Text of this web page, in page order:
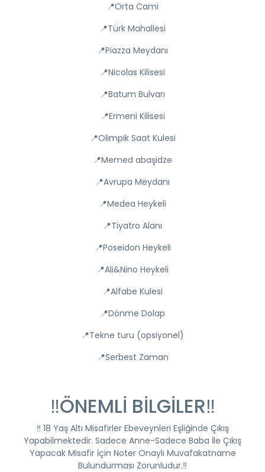
📍Orta Cami
📍Türk Mahallesi
📍Piazza Meydanı
📍Nicolas Kilisesi
📍Batum Bulvarı
📍Ermeni Kilisesi
📍Olimpik Saat Kulesi
📍Memed abaşidze
📍Avrupa Meydanı
📍Medea Heykeli
📍Tiyatro Alanı
📍Poseidon Heykeli
📍Ali&Nino Heykeli
📍Alfabe Kulesi
📍Dönme Dolap
📍Tekne turu (opsiyonel)
📍Serbest Zaman
‼️ÖNEMLİ BİLGİLER‼️
‼️ 18 Yaş Altı Misafirler Ebeveynleri Eşliğinde Çıkış
Yapabilmektedir. Sadece Anne-Sadece Baba İle Çıkış
Yapacak Misafir İçin Noter Onaylı Muvafakatname
Bulundurması Zorunludur.‼️